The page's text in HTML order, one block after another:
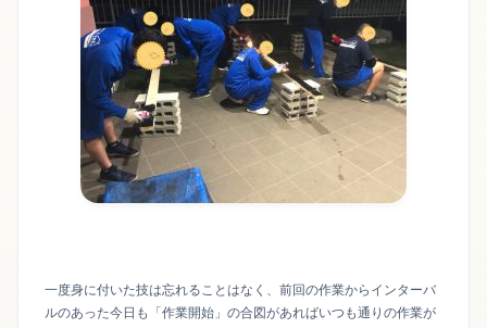
一度身に付いた技は忘れることはなく、前回の作業からインターバ
ルのあった今日も「作業開始」の合図があればいつも通りの作業が